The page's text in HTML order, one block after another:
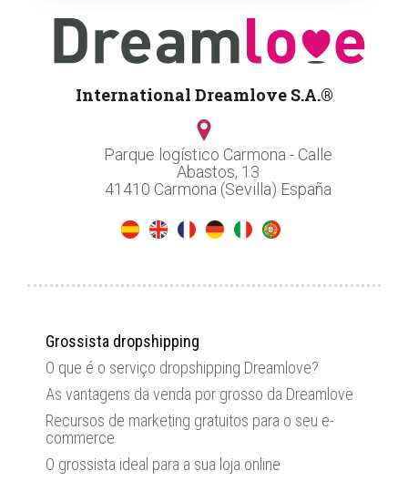
International Dreamlove S.A.®
Parque logístico Carmona - Calle
Abastos, 13
41410 Carmona (Sevilla) España
Grossista dropshipping
O que é o serviço dropshipping Dreamlove?
As vantagens da venda por grosso da Dreamlove
Recursos de marketing gratuitos para o seu e-
commerce
O grossista ideal para a sua loja online